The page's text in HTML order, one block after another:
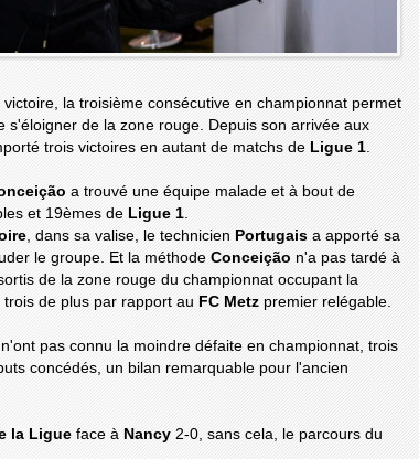
victoire, la troisième consécutive en championnat permet
s'éloigner de la zone rouge. Depuis son arrivée aux
trois victoires en autant de matchs de Ligue 1.
a trouvé une équipe malade et à bout de
et 19èmes de Ligue 1.
, dans sa valise, le technicien Portugais a apporté sa
le groupe. Et la méthode Conceição n'a pas tardé à
de la zone rouge du championnat occupant la
de plus par rapport au FC Metz premier relégable.
n'ont pas connu la moindre défaite en championnat, trois
concédés, un bilan remarquable pour l'ancien
la Ligue face à Nancy 2-0, sans cela, le parcours du